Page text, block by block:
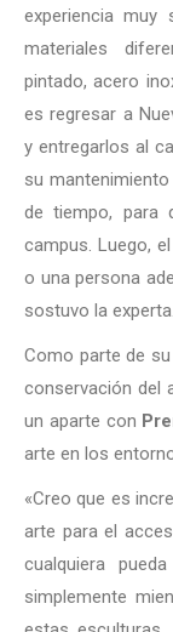
experiencia muy
materiales
pintado, acero
es regresar a
y entregarlos al
su
de tiempo, para
campus. Luego,
o una persona
sostuvo la experta.
Como parte de
conservación del
un aparte con
arte en los
«Creo que es
arte para el
cualquiera
simplemente